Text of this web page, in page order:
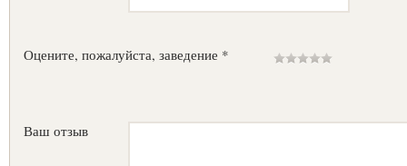
Оцените, пожалуйста, заведение *
Ваш отзыв